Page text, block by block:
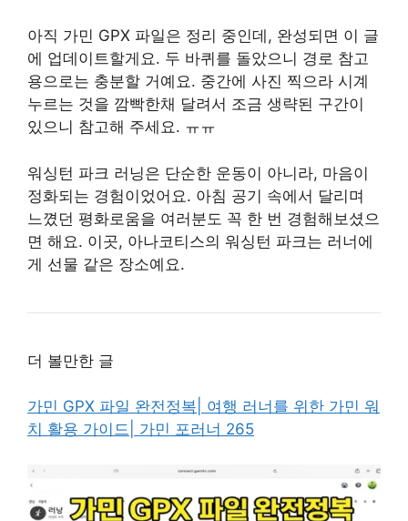
아직 가민 GPX 파일은 정리 중인데, 완성되면 이 글
에 업데이트할게요. 두 바퀴를 돌았으니 경로 참고
용으로는 충분할 거예요. 중간에 사진 찍으라 시계
누르는 것을 깜빡한채 달려서 조금 생략된 구간이
있으니 참고해 주세요. ㅠㅠ
워싱턴 파크 러닝은 단순한 운동이 아니라, 마음이
정화되는 경험이었어요. 아침 공기 속에서 달리며
느꼈던 평화로움을 여러분도 꼭 한 번 경험해보셨으
면 해요. 이곳, 아나코티스의 워싱턴 파크는 러너에
게 선물 같은 장소예요.
더 볼만한 글
가민 GPX 파일 완전정복| 여행 러너를 위한 가민 워
치 활용 가이드| 가민 포러너 265